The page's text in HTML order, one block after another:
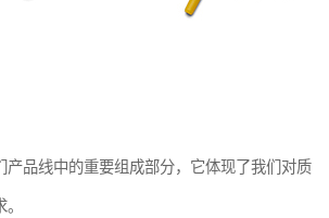
产品线中的重要组成部分，它体现了我们对质